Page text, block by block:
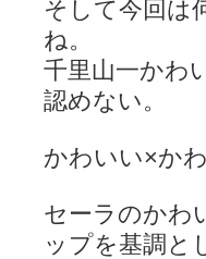
そして今回は
ね。
千里山一かわ
認めない。
かわいい×か
セーラのかわ
ップを基調と